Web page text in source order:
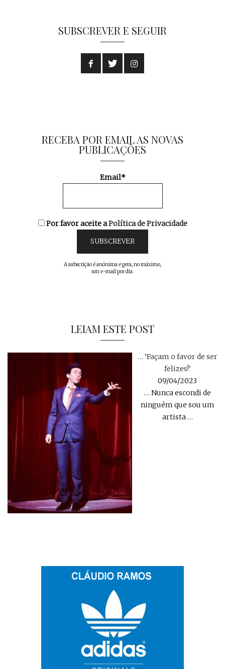
SUBSCREVER E SEGUIR
RECEBA POR EMAIL AS NOVAS
PUBLICAÇÕES
Email*
Por favor aceite aPolítica de Privacidade
A subscrição é anónima e gera, no máximo,
um e-mail por dia.
LEIAM ESTE POST
… ‘Façam o favor de ser
felizes!’
09/04/2023
… Nunca escondi de
ninguém que sou um
artista…